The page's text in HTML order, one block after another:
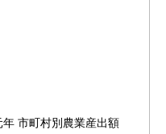
市町村別農業産出額